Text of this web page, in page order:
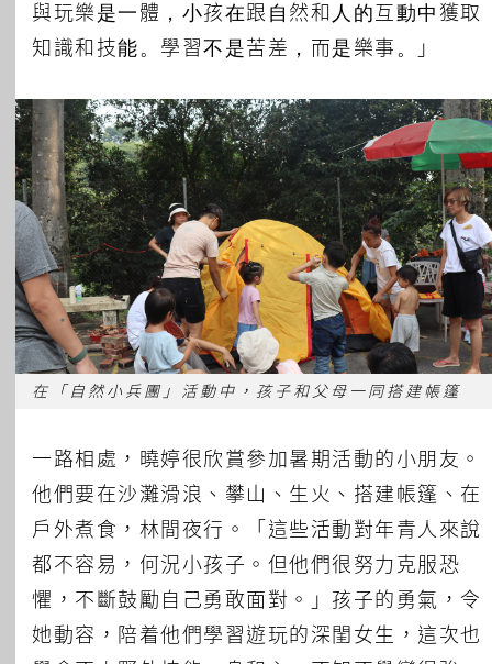
與玩樂是一體，小孩在跟自然和人的互動中獲取
知識和技能。學習不是苦差，而是樂事。」
在「自然小兵團」活動中，孩子和父母一同搭建帳篷
一路相處，曉婷很欣賞參加暑期活動的小朋友。
他們要在沙灘滑浪、攀山、生火、搭建帳篷、在
戶外煮食，林間夜行。「這些活動對年青人來說
都不容易，何況小孩子。但他們很努力克服恐
懼，不斷鼓勵自己勇敢面對。」孩子的勇氣，令
她動容，陪着他們學習遊玩的深閨女生，這次也